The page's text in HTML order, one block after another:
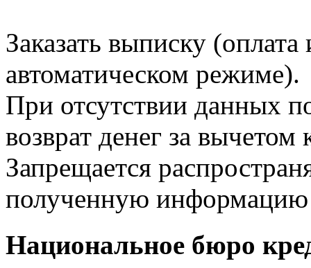
Заказать выписку
автоматическом режиме).
При отсутствии данных
возврат денег за
Запрещается
полученную информацию
Национальное бюро